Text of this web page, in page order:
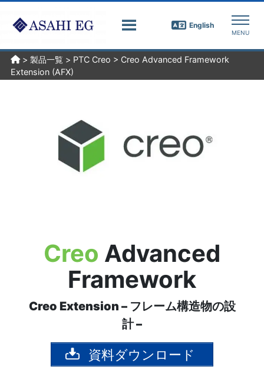
English
>製品一覧 > PTC Creo > Creo Advanced Framework
Extension (AFX)
Creo Advanced
Framework
Creo Extension – フレーム構造物の設
計 –
資料ダウンロード